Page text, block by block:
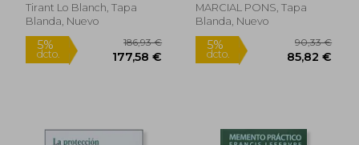
Tirant Lo Blanch, Tapa
Blanda, Nuevo
MARCIAL PONS, Tapa
Blanda, Nuevo